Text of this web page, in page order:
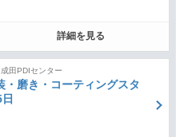
詳細を見る
田PDIセンター
・磨き・コーティングスタ